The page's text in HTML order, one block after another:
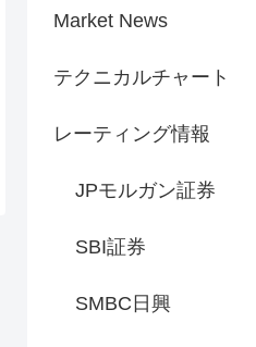
Market News
テクニカルチャート
レーティング情報
JPモルガン証券
SBI証券
SMBC日興